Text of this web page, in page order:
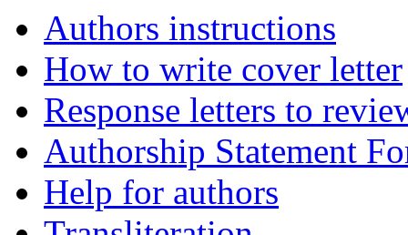
Authors instructions
How to write cover letter
Response letters to
Authorship Statement
Help for authors